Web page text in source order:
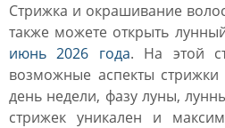
Стрижка и окрашивание
также можете открыть
июнь 2026 года. На этой
возможные аспекты стрижки
день недели, фазу луны,
стрижек уникален и